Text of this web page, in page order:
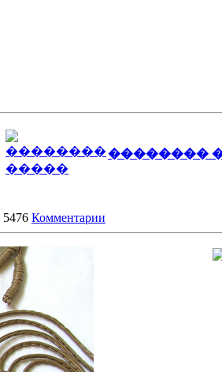
��������
5476 Комментарии